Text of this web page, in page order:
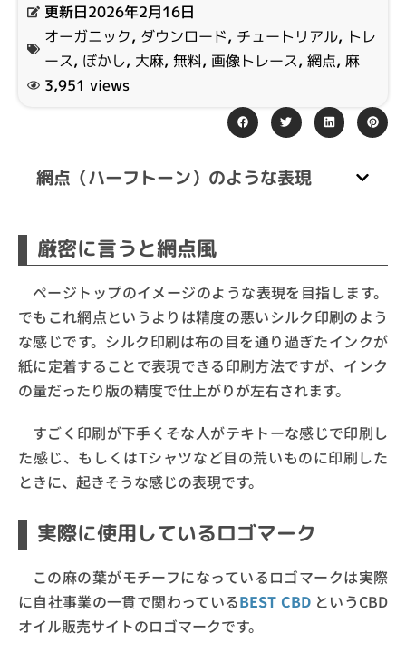
更新日2026年2月16日
オーガニック, ダウンロード, チュートリアル, トレ
ース, ぼかし, 大麻, 無料, 画像トレース, 網点, 麻
3,951 views
網点（ハーフトーン）のような表現
厳密に言うと網点風
ページトップのイメージのような表現を目指します。
でもこれ網点というよりは精度の悪いシルク印刷のよう
な感じです。シルク印刷は布の目を通り過ぎたインクが
紙に定着することで表現できる印刷方法ですが、インク
の量だったり版の精度で仕上がりが左右されます。
すごく印刷が下手くそな人がテキトーな感じで印刷し
た感じ、もしくはTシャツなど目の荒いものに印刷した
ときに、起きそうな感じの表現です。
実際に使用しているロゴマーク
この麻の葉がモチーフになっているロゴマークは実際
に自社事業の一貫で関わっているBEST CBDというCBD
オイル販売サイトのロゴマークです。